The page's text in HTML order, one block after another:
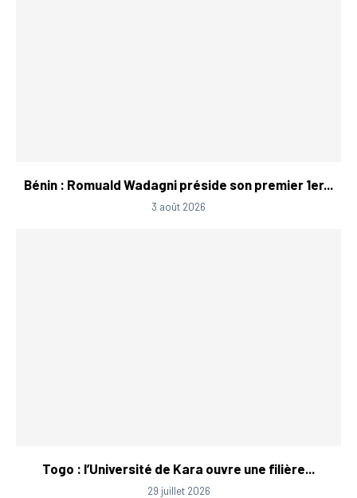
Bénin : Romuald Wadagni préside son premier 1er...
3 août 2026
Togo : l’Université de Kara ouvre une filière...
29 juillet 2026